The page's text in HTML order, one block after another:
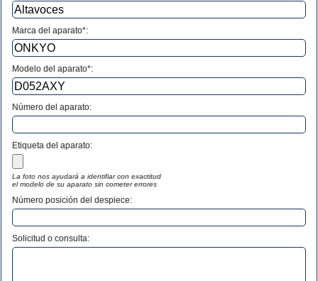
Marca del aparato*:
Modelo del aparato*:
Número del aparato:
Etiqueta del aparato:
La foto nos ayudará a identifiar con exactitud
el modelo de su aparato sin cometer errores
Número posición del despiece:
Solicitud o consulta: